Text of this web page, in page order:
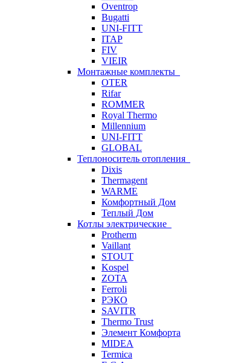
Oventrop
Bugatti
UNI-FITT
ITAP
FIV
VIEIR
Монтажные комплекты
OTER
Rifar
ROMMER
Royal Thermo
Millennium
UNI-FITT
GLOBAL
Теплоноситель отопления
Dixis
Thermagent
WARME
Комфортный Дом
Теплый Дом
Котлы электрические
Protherm
Vaillant
STOUT
Kospel
ZOTA
Ferroli
РЭКО
SAVITR
Thermo Trust
Элемент Комфорта
MIDEA
Termica